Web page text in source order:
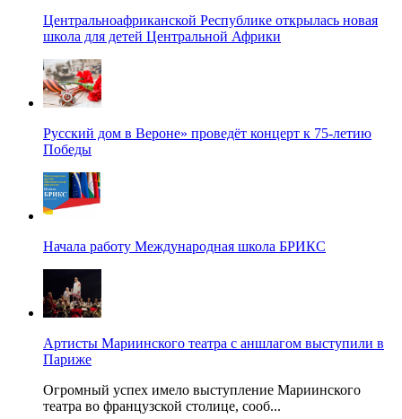
Центральноафриканской Республике открылась новая
школа для детей Центральной Африки
Русский дом в Вероне» проведёт концерт к 75-летию
Победы
Начала работу Международная школа БРИКС
Артисты Мариинского театра с аншлагом выступили в
Париже
Огромный успех имело выступление Мариинского
театра во французской столице, сооб...